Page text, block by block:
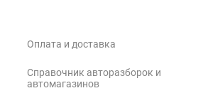
Оплата и доставка
Справочник авторазборок и
автомагазинов